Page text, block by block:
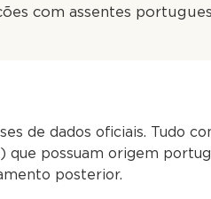
com assentes
de dados oficiais. Tudo
possuam origem
posterior.